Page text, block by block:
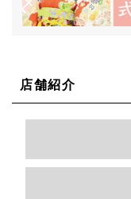
店舗紹介